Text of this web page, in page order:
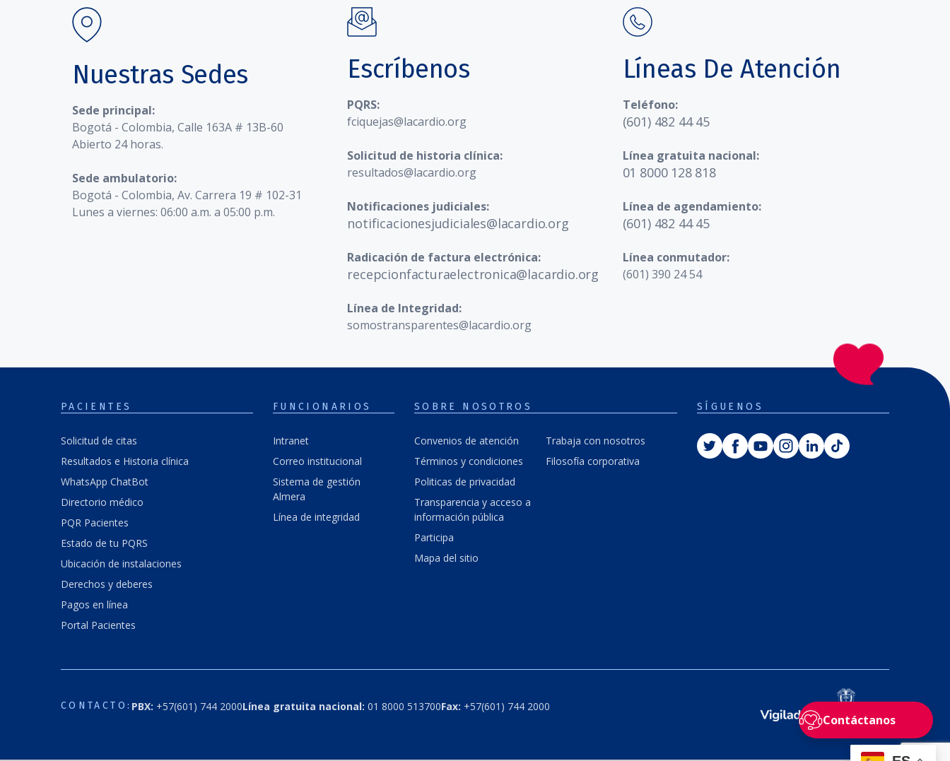
Contáctanos
Nuestras Sedes
Sede principal:
Bogotá - Colombia, Calle 163A # 13B-60
Abierto 24 horas.
Sede ambulatorio:
Bogotá - Colombia, Av. Carrera 19 # 102-31
Lunes a viernes: 06:00 a.m. a 05:00 p.m.
Escríbenos
PQRS:
fciquejas@lacardio.org
Solicitud de historia clínica:
resultados@lacardio.org
Notificaciones judiciales:
notificacionesjudiciales@lacardio.org
Radicación de factura electrónica:
recepcionfacturaelectronica@lacardio.org
Línea de Integridad:
somostransparentes@lacardio.org
Líneas De Atención
Teléfono:
(601) 482 44 45
Línea gratuita nacional:
01 8000 128 818
Línea de agendamiento:
(601) 482 44 45
Línea conmutador:
(601) 390 24 54
PACIENTES
Solicitud de citas
Resultados e Historia clínica
WhatsApp ChatBot
Directorio médico
PQR Pacientes
Estado de tu PQRS
Ubicación de instalaciones
Derechos y deberes
Pagos en línea
Portal Pacientes
FUNCIONARIOS
Intranet
Correo institucional
Sistema de gestión
Almera
Línea de integridad
SOBRE NOSOTROS
Convenios de atención
Términos y condiciones
Politicas de privacidad
Transparencia y acceso a
información pública
Participa
Mapa del sitio
Trabaja con nosotros
Filosofía corporativa
SÍGUENOS
TwitterFacebook
YoutubeInstagram
LinkedinTiktok
CONTACTO: PBX: +57(601) 744 2000Línea gratuita nacional: 01 8000 513700Fax: +57(601) 744 2000